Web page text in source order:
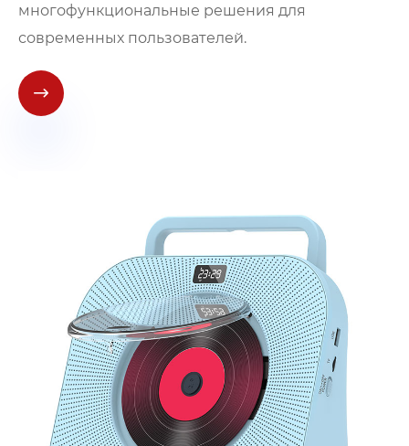
многофункциональные решения для
современных пользователей.
